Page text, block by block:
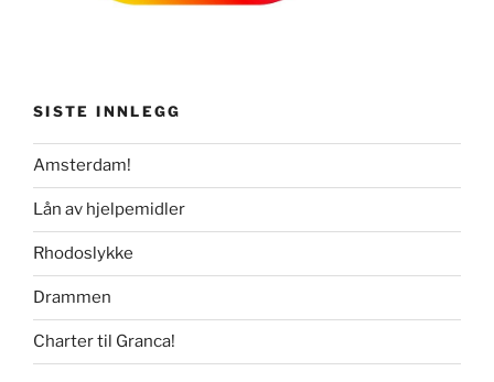
SISTE INNLEGG
Amsterdam!
Lån av hjelpemidler
Rhodoslykke
Drammen
Charter til Granca!